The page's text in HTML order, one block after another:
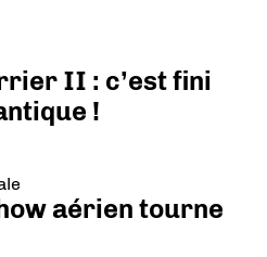
II : c’est fini
!
aérien tourne